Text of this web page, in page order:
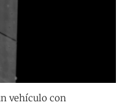
vehículo con